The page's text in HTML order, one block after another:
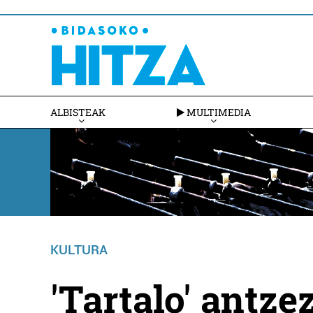
ALBISTEAK MULTIMEDIA
KULTURA
'Tartalo'